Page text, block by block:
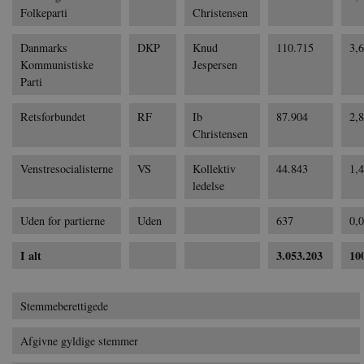
Folkeparti
Christensen
Danmarks
Kommunistiske
Parti
DKP
Knud
Jespersen
110.715
Retsforbundet RF
Ib
Christensen
87.904
Venstresocialisterne VS
Kollektiv
ledelse
44.843
Uden for partierne Uden 637
I alt 3.053.203
Stemmeberettigede
Afgivne gyldige stemmer
be_typo_user
JSESSIONID
CookieScriptConsent